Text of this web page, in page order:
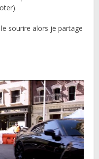
sourire alors je partage